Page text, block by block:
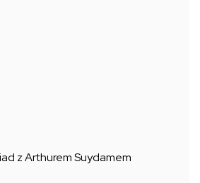
z Arthurem Suydamem